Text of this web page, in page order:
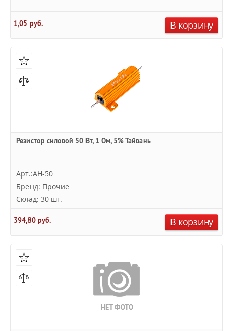
1,05 руб. В корзину
Резистор силовой 50 Вт, 1 Ом, 5% Тайвань
Арт.:AH-50
Бренд: Прочие
Склад: 30 шт.
394,80 руб. В корзину